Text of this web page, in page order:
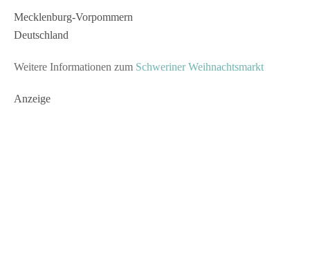
Mecklenburg-Vorpommern
Deutschland
Weitere Informationen zum Schweriner Weihnachtsmarkt
Anzeige